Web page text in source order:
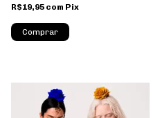
R$19,95 com Pix
Comprar